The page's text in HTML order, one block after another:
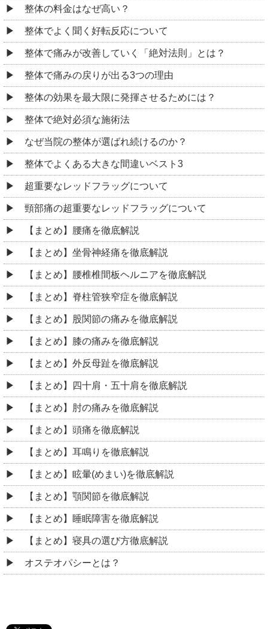
整体の料金はなぜ高い？
整体でよく聞く好転反応について
整体で痛みが改善していく「絶対法則」とは？
整体で痛みの戻りが出る3つの理由
整体の効果を最大限に発揮させるためには？
整体で絶対必須な施術法
なぜ当院の整体が選ばれ続けるのか？
整体でよくある大きな間違いベスト3
超重要なレッドフラッグについて
頸部痛の超重要なレッドフラッグについて
【まとめ】腰痛を徹底解説
【まとめ】坐骨神経痛を徹底解説
【まとめ】腰椎椎間板ヘルニアを徹底解説
【まとめ】脊柱管狭窄症を徹底解説
【まとめ】股関節の痛みを徹底解説
【まとめ】膝の痛みを徹底解説
【まとめ】外反母趾を徹底解説
【まとめ】四十肩・五十肩を徹底解説
【まとめ】肘の痛みを徹底解説
【まとめ】頭痛を徹底解説
【まとめ】耳鳴りを徹底解説
【まとめ】眩暈(めまい)を徹底解説
【まとめ】顎関節を徹底解説
【まとめ】睡眠障害を徹底解説
【まとめ】寝具の選び方徹底解説
オステオパシーとは？